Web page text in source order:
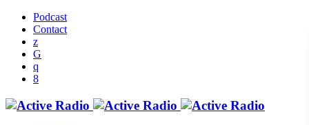
Podcast
Contact